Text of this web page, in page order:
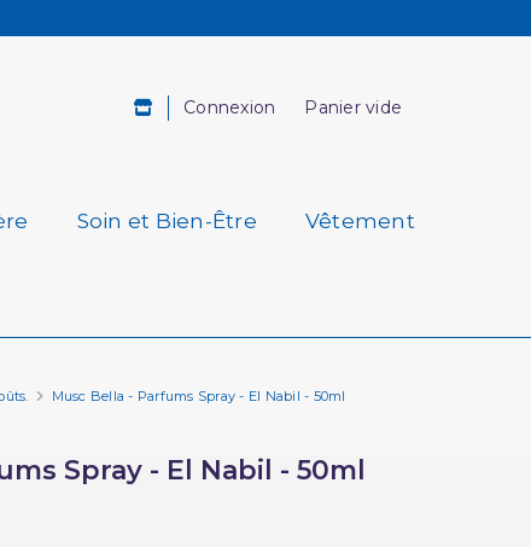
Connexion Panier vide
Soin et Bien-Être Vêtement
Musc Bella - Parfums Spray - El Nabil - 50ml
Spray - El Nabil - 50ml